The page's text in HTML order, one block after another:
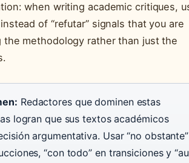
when writing academic critiques,
instead of “refutar” signals that you are
the methodology rather than just the
Redactores que dominen estas
logran que sus textos académicos
argumentativa. Usar “no obstante”
“con todo” en transiciones y